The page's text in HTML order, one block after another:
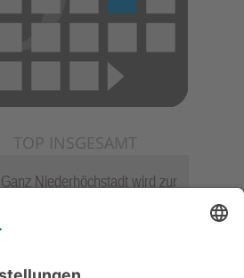
TOP INSGESAMT
Ganz Niederhöchstadt wird zur
Jugendchor Hochtaunus
Programm „Changes“